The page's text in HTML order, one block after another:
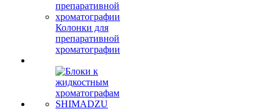
Колонки для
препаративной
хроматографии